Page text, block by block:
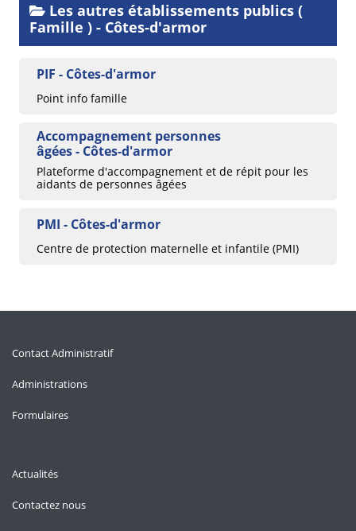
Les autres établissements publics (
Famille ) - Côtes-d'armor
PIF - Côtes-d'armor
Point info famille
Accompagnement personnes
âgées - Côtes-d'armor
Plateforme d'accompagnement et de répit pour les
aidants de personnes âgées
PMI - Côtes-d'armor
Centre de protection maternelle et infantile (PMI)
Contact Administratif
Administrations
Formulaires
Actualités
Contactez nous